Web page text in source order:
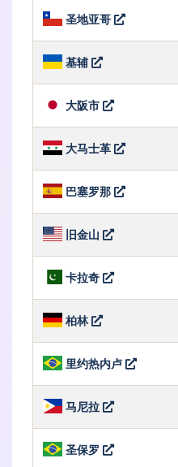
圣地亚哥
基辅
大阪市
大马士革
巴塞罗那
旧金山
卡拉奇
柏林
里约热内卢
马尼拉
圣保罗